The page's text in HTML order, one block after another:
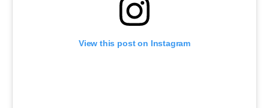
View this post on Instagram